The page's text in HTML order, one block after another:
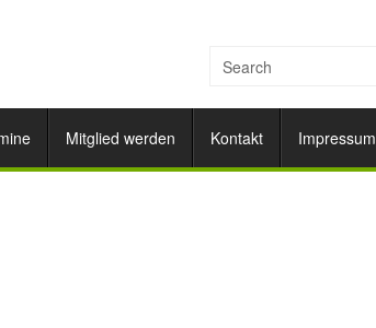
Mitglied werden Kontakt Impressum